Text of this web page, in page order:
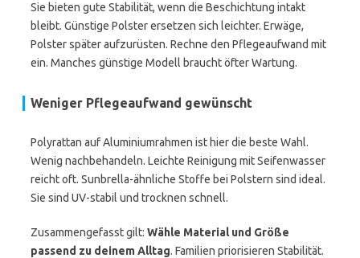
Sie bieten gute Stabilität, wenn die Beschichtung intakt
bleibt. Günstige Polster ersetzen sich leichter. Erwäge,
Polster später aufzurüsten. Rechne den Pflegeaufwand mit
ein. Manches günstige Modell braucht öfter Wartung.
Weniger Pflegeaufwand gewünscht
Polyrattan auf Aluminiumrahmen ist hier die beste Wahl.
Wenig nachbehandeln. Leichte Reinigung mit Seifenwasser
reicht oft. Sunbrella-ähnliche Stoffe bei Polstern sind ideal.
Sie sind UV-stabil und trocknen schnell.
Zusammengefasst gilt: Wähle Material und Größe
passend zu deinem Alltag. Familien priorisieren Stabilität.